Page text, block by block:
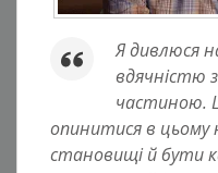
Я дивлюся
вдячністю
частиною.
опинитися в цьому
становищі й бути